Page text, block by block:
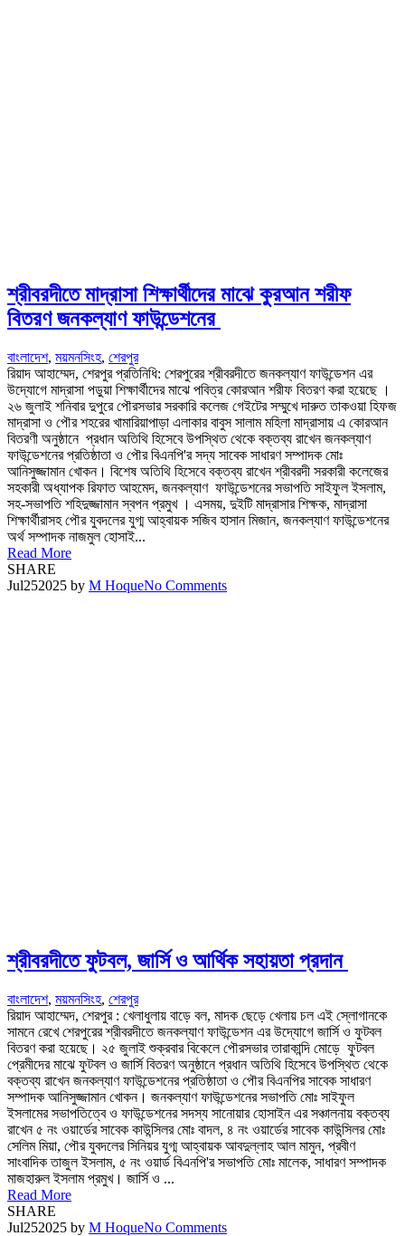
শ্রীবরদীতে মাদ্রাসা শিক্ষার্থীদের মাঝে কুরআন শরীফ
বিতরণ জনকল্যাণ ফাউন্ডেশনের
বাংলাদেশ, ময়মনসিংহ, শেরপুর
রিয়াদ আহাম্মেদ, শেরপুর প্রতিনিধি: শেরপুরের শ্রীবরদীতে জনকল্যাণ ফাউন্ডেশন এর
উদ্যোগে মাদ্রাসা পড়ুয়া শিক্ষার্থীদের মাঝে পবিত্র কোরআন শরীফ বিতরণ করা হয়েছে ।
২৬ জুলাই শনিবার দুপুরে পৌরসভার সরকারি কলেজ গেইটের সম্মুখে দারুত তাকওয়া হিফজ
মাদ্রাসা ও পৌর শহরের খামারিয়াপাড়া এলাকার বাবুস সালাম মহিলা মাদ্রাসায় এ কোরআন
বিতরণী অনুষ্ঠানে প্রধান অতিথি হিসেবে উপস্থিত থেকে বক্তব্য রাখেন জনকল্যাণ
ফাউন্ডেশনের প্রতিষ্ঠাতা ও পৌর বিএনপি'র সদ্য সাবেক সাধারণ সম্পাদক মোঃ
আনিসুজ্জামান খোকন। বিশেষ অতিথি হিসেবে বক্তব্য রাখেন শ্রীবরদী সরকারী কলেজের
সহকারী অধ্যাপক রিফাত আহমেদ, জনকল্যাণ ফাউন্ডেশনের সভাপতি সাইফুল ইসলাম,
সহ-সভাপতি শহিদুজ্জামান স্বপন প্রমুখ । এসময়, দুইটি মাদ্রাসার শিক্ষক, মাদ্রাসা
শিক্ষার্থীরাসহ পৌর যুবদলের যুগ্ম আহ্বায়ক সজিব হাসান মিজান, জনকল্যাণ ফাউন্ডেশনের
অর্থ সম্পাদক নাজমুল হোসাই...
Read More
SHARE
Jul252025 by M HoqueNo Comments
শ্রীবরদীতে ফুটবল, জার্সি ও আর্থিক সহায়তা প্রদান
বাংলাদেশ, ময়মনসিংহ, শেরপুর
রিয়াদ আহাম্মেদ, শেরপুর : খেলাধুলায় বাড়ে বল, মাদক ছেড়ে খেলায় চল এই স্লোগানকে
সামনে রেখে শেরপুরের শ্রীবরদীতে জনকল্যাণ ফাউন্ডেশন এর উদ্যোগে জার্সি ও ফুটবল
বিতরণ করা হয়েছে। ২৫ জুলাই শুক্রবার বিকেলে পৌরসভার তারাকান্দি মোড়ে ফুটবল
প্রেমীদের মাঝে ফুটবল ও জার্সি বিতরণ অনুষ্ঠানে প্রধান অতিথি হিসেবে উপস্থিত থেকে
বক্তব্য রাখেন জনকল্যাণ ফাউন্ডেশনের প্রতিষ্ঠাতা ও পৌর বিএনপির সাবেক সাধারণ
সম্পাদক আনিসুজ্জামান খোকন। জনকল্যাণ ফাউন্ডেশনের সভাপতি মোঃ সাইফুল
ইসলামের সভাপতিত্বে ও ফাউন্ডেশনের সদস্য সানোয়ার হোসাইন এর সঞ্চালনায় বক্তব্য
রাখেন ৫ নং ওয়ার্ডের সাবেক কাউন্সিলর মোঃ বাদল, ৪ নং ওয়ার্ডের সাবেক কাউন্সিলর মোঃ
সেলিম মিয়া, পৌর যুবদলের সিনিয়র যুগ্ম আহ্বায়ক আবদুল্লাহ আল মামুন, প্রবীণ
সাংবাদিক তাজুল ইসলাম, ৫ নং ওয়ার্ড বিএনপি'র সভাপতি মোঃ মালেক, সাধারণ সম্পাদক
মাজহারুল ইসলাম প্রমুখ। জার্সি ও ...
Read More
SHARE
Jul252025 by M HoqueNo Comments